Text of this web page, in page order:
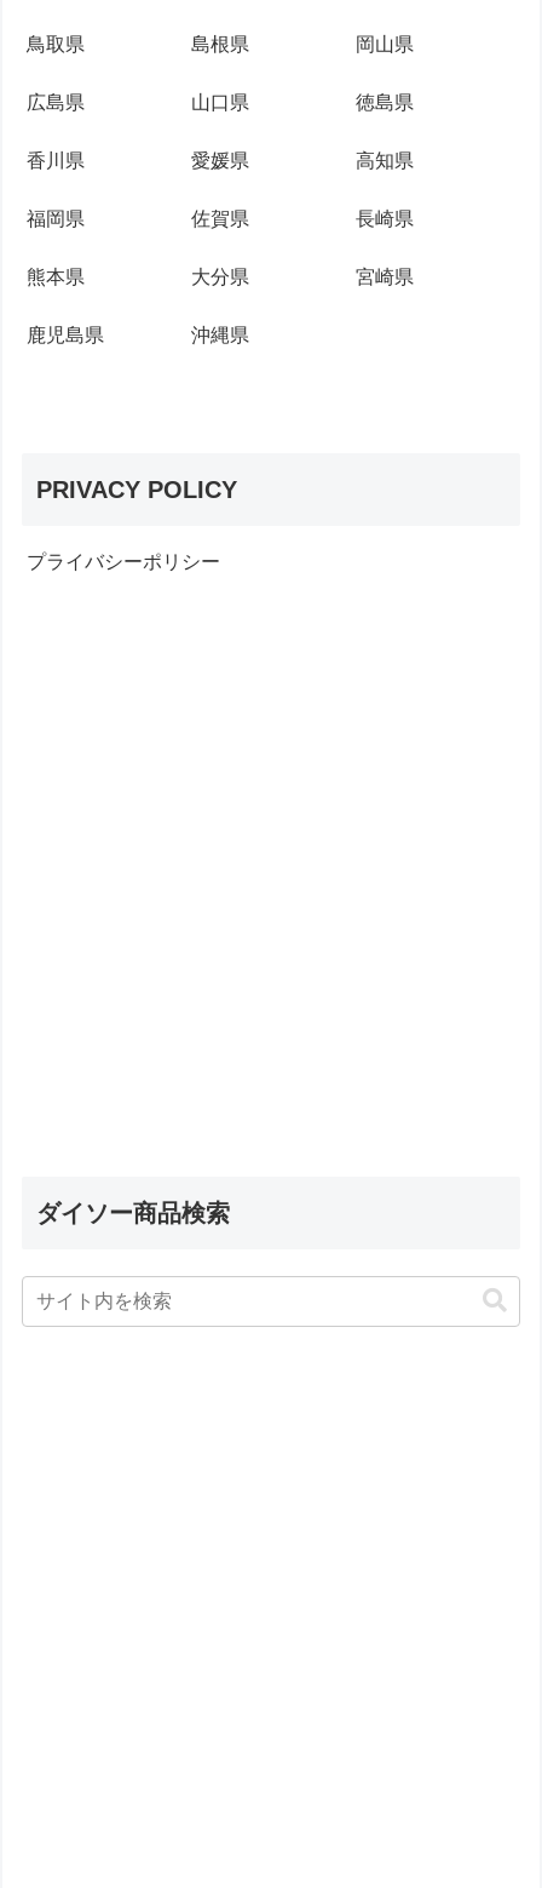
鳥取県 島根県 岡山県
広島県 山口県 徳島県
香川県 愛媛県 高知県
福岡県 佐賀県 長崎県
熊本県 大分県 宮崎県
鹿児島県 沖縄県
PRIVACY POLICY
プライバシーポリシー
ダイソー商品検索